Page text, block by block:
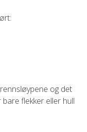
og det
flekker eller hull